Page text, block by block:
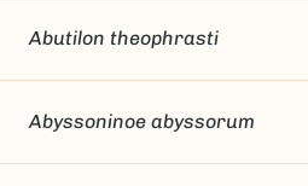
Abutilon theophrasti
Abyssoninoe abyssorum